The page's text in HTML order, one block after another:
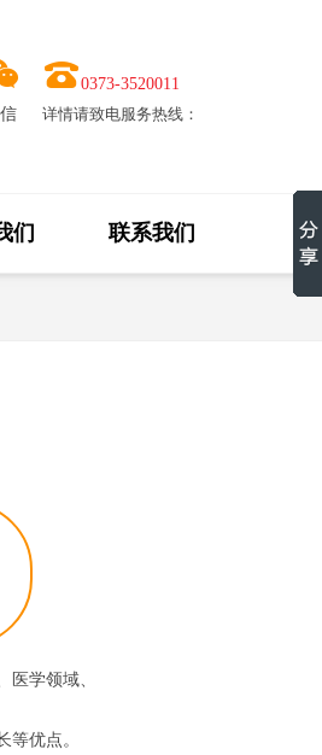
0373-3520011
详情请致电服务热线：
们 联系我们
医学领域、
等优点。